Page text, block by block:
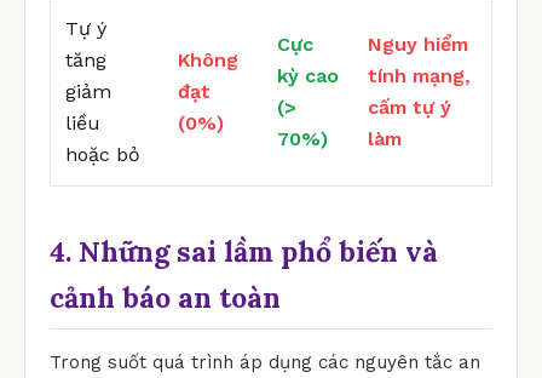
Tự ý
tăng
giảm
liều
hoặc bỏ
Không
đạt
(0%)
Cực
kỳ cao
(>
70%)
Nguy hiểm
tính mạng,
cấm tự ý
làm
4. Những sai lầm phổ biến và
cảnh báo an toàn
Trong suốt quá trình áp dụng các nguyên tắc an